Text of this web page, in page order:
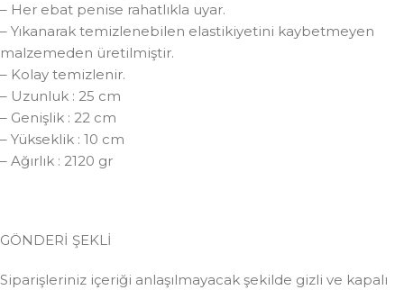
– Her ebat penise rahatlıkla uyar.
– Yıkanarak temizlenebilen elastikiyetini kaybetmeyen
malzemeden üretilmiştir.
– Kolay temizlenir.
– Uzunluk : 25 cm
– Genişlik : 22 cm
– Yükseklik : 10 cm
– Ağırlık : 2120 gr
GÖNDERİ ŞEKLİ
Siparişleriniz içeriği anlaşılmayacak şekilde gizli ve kapalı